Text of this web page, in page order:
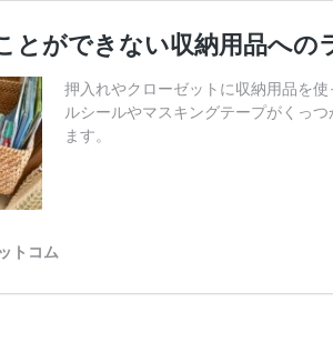
とができない収納用品へ
押入れやクローゼットに収納用品を
ルシールやマスキングテープがくっ
ます。
トコム